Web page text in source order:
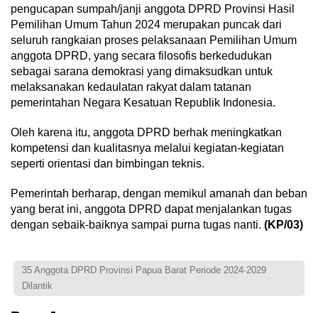
pengucapan sumpah/janji anggota DPRD Provinsi Hasil
Pemilihan Umum Tahun 2024 merupakan puncak dari
seluruh rangkaian proses pelaksanaan Pemilihan Umum
anggota DPRD, yang secara filosofis berkedudukan
sebagai sarana demokrasi yang dimaksudkan untuk
melaksanakan kedaulatan rakyat dalam tatanan
pemerintahan Negara Kesatuan Republik Indonesia.
Oleh karena itu, anggota DPRD berhak meningkatkan
kompetensi dan kualitasnya melalui kegiatan-kegiatan
seperti orientasi dan bimbingan teknis.
Pemerintah berharap, dengan memikul amanah dan beban
yang berat ini, anggota DPRD dapat menjalankan tugas
dengan sebaik-baiknya sampai purna tugas nanti. (KP/03)
35 Anggota DPRD Provinsi Papua Barat Periode 2024-2029
Dilantik